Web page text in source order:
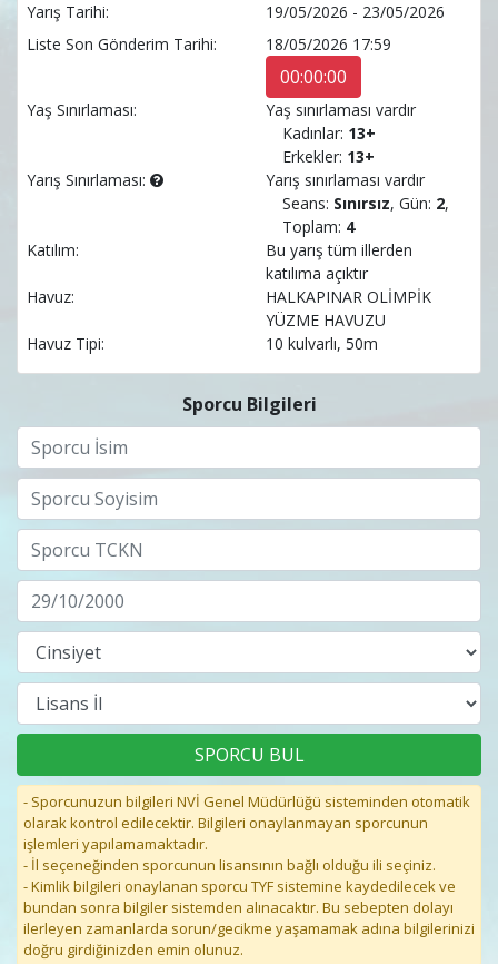
Yarış Tarihi:
19/05/2026 - 23/05/2026
Liste Son Gönderim Tarihi:
18/05/2026 17:59
00:00:00
Yaş Sınırlaması:
Yaş sınırlaması vardır
Kadınlar: 13+
Erkekler: 13+
Yarış Sınırlaması:
Yarış sınırlaması vardır
Seans: Sınırsız, Gün: 2,
Toplam: 4
Katılım:
Bu yarış tüm illerden
katılıma açıktır
Havuz:
HALKAPINAR OLİMPİK
YÜZME HAVUZU
Havuz Tipi:
10 kulvarlı, 50m
Sporcu Bilgileri
- Sporcunuzun bilgileri NVİ Genel Müdürlüğü sisteminden otomatik
olarak kontrol edilecektir. Bilgileri onaylanmayan sporcunun
işlemleri yapılamamaktadır.
- İl seçeneğinden sporcunun lisansının bağlı olduğu ili seçiniz.
- Kimlik bilgileri onaylanan sporcu TYF sistemine kaydedilecek ve
bundan sonra bilgiler sistemden alınacaktır. Bu sebepten dolayı
ilerleyen zamanlarda sorun/gecikme yaşamamak adına bilgilerinizi
doğru girdiğinizden emin olunuz.